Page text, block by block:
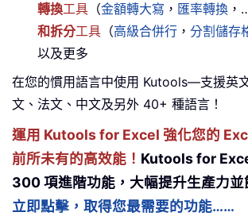
轉換工具 （金額轉大寫 ， 匯率轉換 ，
和拆分工具 （高級合併行 ， 分割儲存
以及更多
在您的慣用語言中使用 Kutools—支援英
文、法文、中文及另外 40+ 種語言！
運用 Kutools for Excel 強化您的
前所未有的高效能！ Kutools for
300 項進階功能，大幅提升生產力並
立即點擊，取得您最需要的功能……